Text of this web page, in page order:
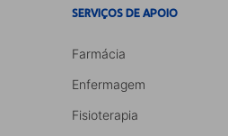
SERVIÇOS DE APOIO
Farmácia
Enfermagem
Fisioterapia